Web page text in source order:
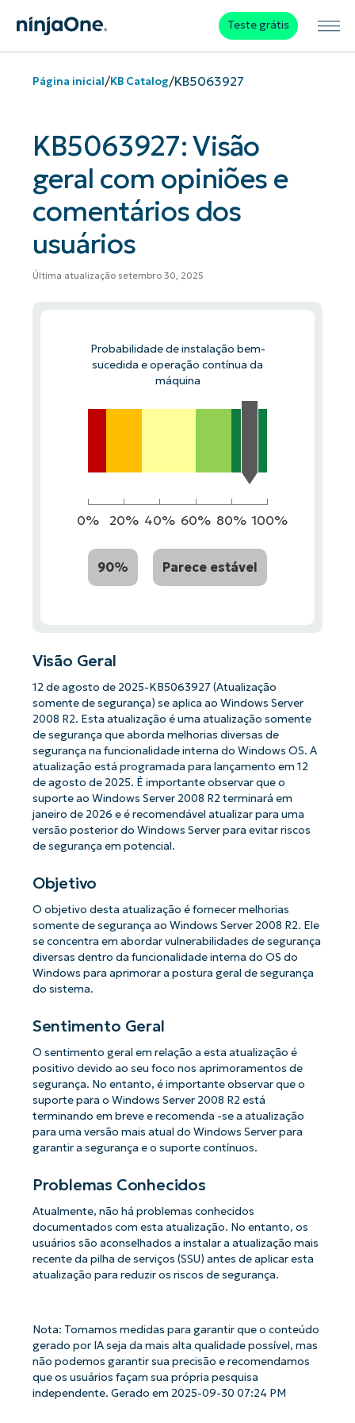
Teste grátis
Página inicial/KB Catalog/KB5063927
KB5063927: Visão
geral com opiniões e
comentários dos
usuários
Última atualização setembro 30, 2025
Probabilidade de instalação bem-
sucedida e operação contínua da
máquina
0% 20% 40% 60% 80% 100%
90% Parece estável
Visão Geral
12 de agosto de 2025-KB5063927 (Atualização
somente de segurança) se aplica ao Windows Server
2008 R2. Esta atualização é uma atualização somente
de segurança que aborda melhorias diversas de
segurança na funcionalidade interna do Windows OS. A
atualização está programada para lançamento em 12
de agosto de 2025. É importante observar que o
suporte ao Windows Server 2008 R2 terminará em
janeiro de 2026 e é recomendável atualizar para uma
versão posterior do Windows Server para evitar riscos
de segurança em potencial.
Objetivo
O objetivo desta atualização é fornecer melhorias
somente de segurança ao Windows Server 2008 R2. Ele
se concentra em abordar vulnerabilidades de segurança
diversas dentro da funcionalidade interna do OS do
Windows para aprimorar a postura geral de segurança
do sistema.
Sentimento Geral
O sentimento geral em relação a esta atualização é
positivo devido ao seu foco nos aprimoramentos de
segurança. No entanto, é importante observar que o
suporte para o Windows Server 2008 R2 está
terminando em breve e recomenda -se a atualização
para uma versão mais atual do Windows Server para
garantir a segurança e o suporte contínuos.
Problemas Conhecidos
Atualmente, não há problemas conhecidos
documentados com esta atualização. No entanto, os
usuários são aconselhados a instalar a atualização mais
recente da pilha de serviços (SSU) antes de aplicar esta
atualização para reduzir os riscos de segurança.
Nota: Tomamos medidas para garantir que o conteúdo
gerado por IA seja da mais alta qualidade possível, mas
não podemos garantir sua precisão e recomendamos
que os usuários façam sua própria pesquisa
independente. Gerado em 2025-09-30 07:24 PM